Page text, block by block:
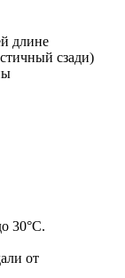
длине
сзади)
30°C.
от